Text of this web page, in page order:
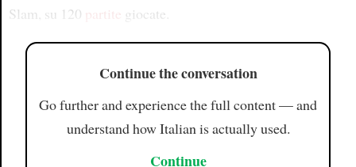
Slam, su 120 partite giocate.
Continue the conversation
Go further and experience the full content — and
understand how Italian is actually used.
Continue